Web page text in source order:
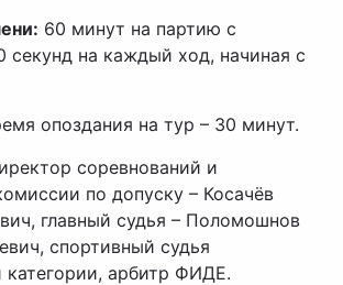
60 минут на партию с
секунд на каждый ход, начиная с
опоздания на тур – 30 минут.
соревнований и
по допуску – Косачёв
главный судья – Поломошнов
спортивный судья
категории, арбитр ФИДЕ.